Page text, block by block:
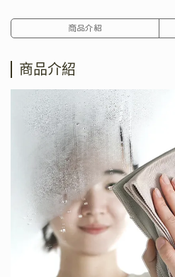
商品介紹
商品介紹